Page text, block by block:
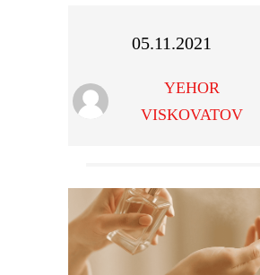
05.11.2021
YEHOR
VISKOVATOV